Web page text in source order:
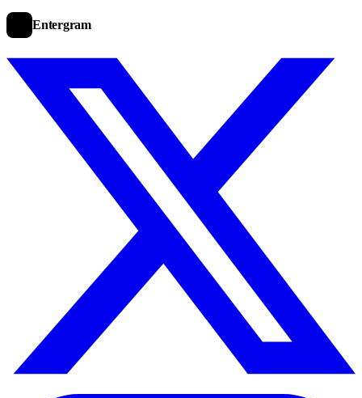
Entergram